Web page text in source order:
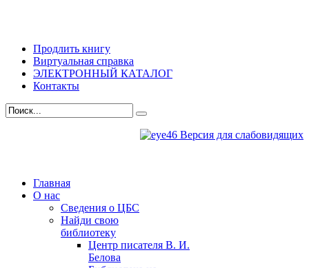
Продлить книгу
Виртуальная справка
ЭЛЕКТРОННЫЙ КАТАЛОГ
Контакты
Версия для слабовидящих
Главная
О нас
Сведения о ЦБС
Найди свою
библиотеку
Центр писателя В. И.
Белова